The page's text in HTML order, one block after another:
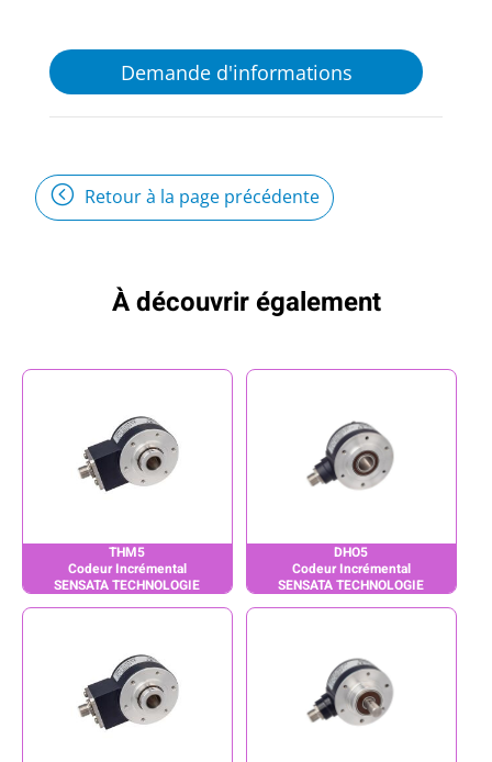
Demande d'informations
Retour à la page précédente
À découvrir également
THM5
Codeur Incrémental
SENSATA TECHNOLOGIE
DHO5
Codeur Incrémental
SENSATA TECHNOLOGIE